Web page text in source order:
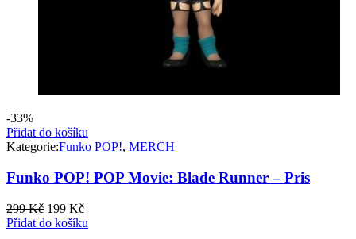
-33%
Přidat do košíku
Kategorie:Funko POP!, MERCH
Funko POP! POP Movie: Blade Runner – Pris
299Kč Původní
cena
199 KčAktuální
cena
Přidat do košíku